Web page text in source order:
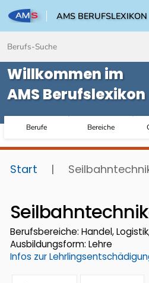
AMS BERUFSLEXIKON
Willkommen im
AMS Berufslexikon
Berufe Bereiche
Start |
Berufsbereiche: Handel,
Ausbildungsform: Lehre
Infos zur